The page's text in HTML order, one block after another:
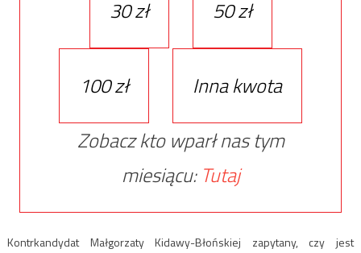
30 zł 50 zł
100 zł
Inna kwota
Zobacz kto wparł nas tym
miesiącu: Tutaj
Kontrkandydat Małgorzaty Kidawy-Błońskiej zapytany, czy jest